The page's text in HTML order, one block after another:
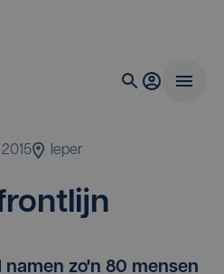
2015 Ieper
zo'n 80 mensen